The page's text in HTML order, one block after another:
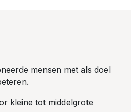
mensen met als doel
kleine tot middelgrote